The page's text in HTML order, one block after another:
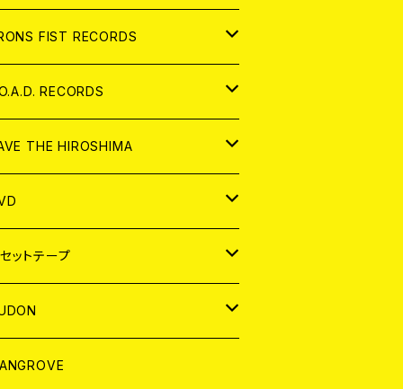
レル FIST RECORDS
RECORDS
THE HIROSHIMA
レル
ットテープ
レル